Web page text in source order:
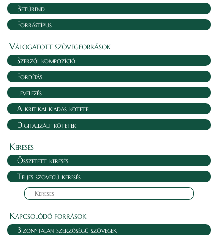
Betűrend
Forrástípus
Válogatott szövegforrások
Szerzői kompozíció
Fordítás
Levelezés
A kritikai kiadás kötetei
Digitalizált kötetek
Keresés
Összetett keresés
Teljes szövegű keresés
Kapcsolódó források
Bizonytalan szerzőségű szövegek